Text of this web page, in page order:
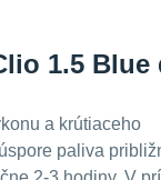
1.5 Blue
a krútiaceho
paliva